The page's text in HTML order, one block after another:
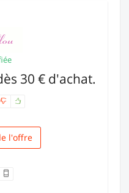
30 € d'achat.
l'offre